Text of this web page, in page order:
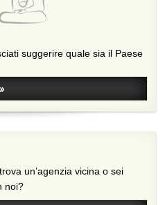
suggerire quale sia il Paese
noi?